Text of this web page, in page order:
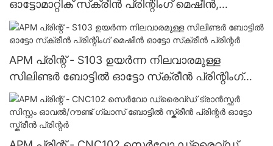
ഓട്ടോമാറ്റിക് സ്‌ക്രീൻ പ്രിന്റിംഗ് മെഷീൻ,
ഫ്ലെയിം ട്രീറ്റ്‌മെന്റും CCD ഓട്ടോ സ്‌ക്രീൻ
പ്രിന്ററും.
APM പ്രിന്റ് - S103 ഉയർന്ന നിലവാരമുള്ള
സിലിണ്ടർ ബോട്ടിൽ ഓട്ടോ സ്‌ക്രീൻ പ്രിന്റിംഗ്
മെഷീൻ ഓട്ടോ സ്‌ക്രീൻ പ്രിന്റർ